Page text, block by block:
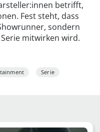
betrifft,
Fest steht, dass
sondern
mitwirken wird.
Serie